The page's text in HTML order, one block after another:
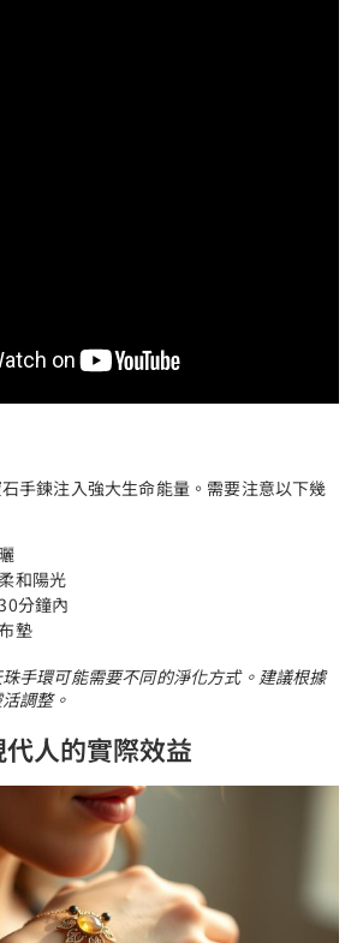
手鍊注入強大生命能量。需要注意以下幾
和陽光
分鐘內
墊
手環可能需要不同的淨化方式。建議根據
調整。
人的實際效益